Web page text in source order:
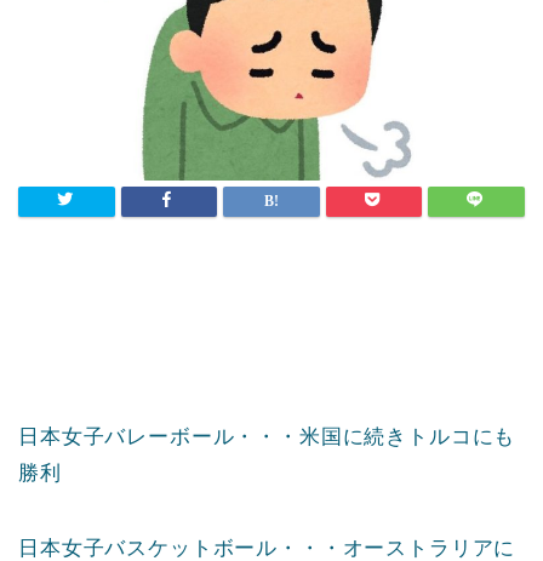
日本女子バレーボール・・・米国に続きトルコにも
勝利
日本女子バスケットボール・・・オーストラリアに